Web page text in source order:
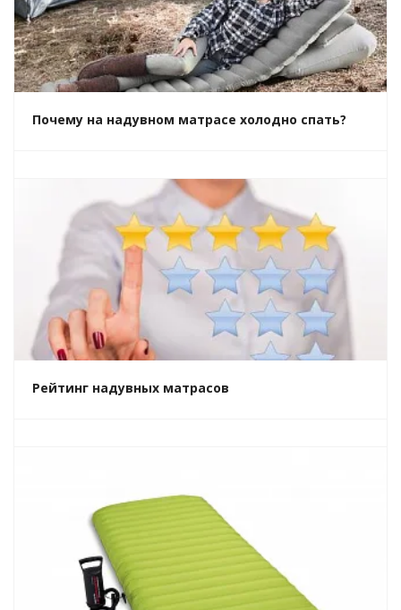
Почему на надувном матрасе холодно спать?
Рейтинг надувных матрасов